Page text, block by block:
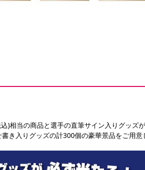
)相当の商品と選手の直筆サイン入りグッズ
き入りグッズの計300個の豪華景品をご用意